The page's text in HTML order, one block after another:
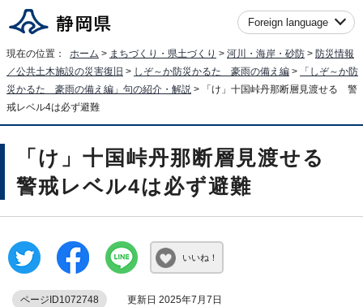
Foreign language
現在の位置： ホーム > まちづくり・県土づくり > 河川・海岸・砂防 > 防災情報
／公共土木施設の災害復旧 > しぞ～か防災かるた 豪雨の備え編 >
「しぞ～か防
災かるた 豪雨の備え編」句の紹介・解説 > 「け」十国峠丹那断層見渡せる 警
戒レベル4は必ず避難
「け」十国峠丹那断層見渡せる
警戒レベル4は必ず避難
いいね！
ページID1072748 更新日 2025年7月7日